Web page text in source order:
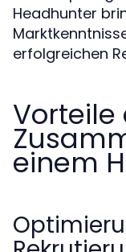
Headhunter
erfolgreichen
Vorteile
einem